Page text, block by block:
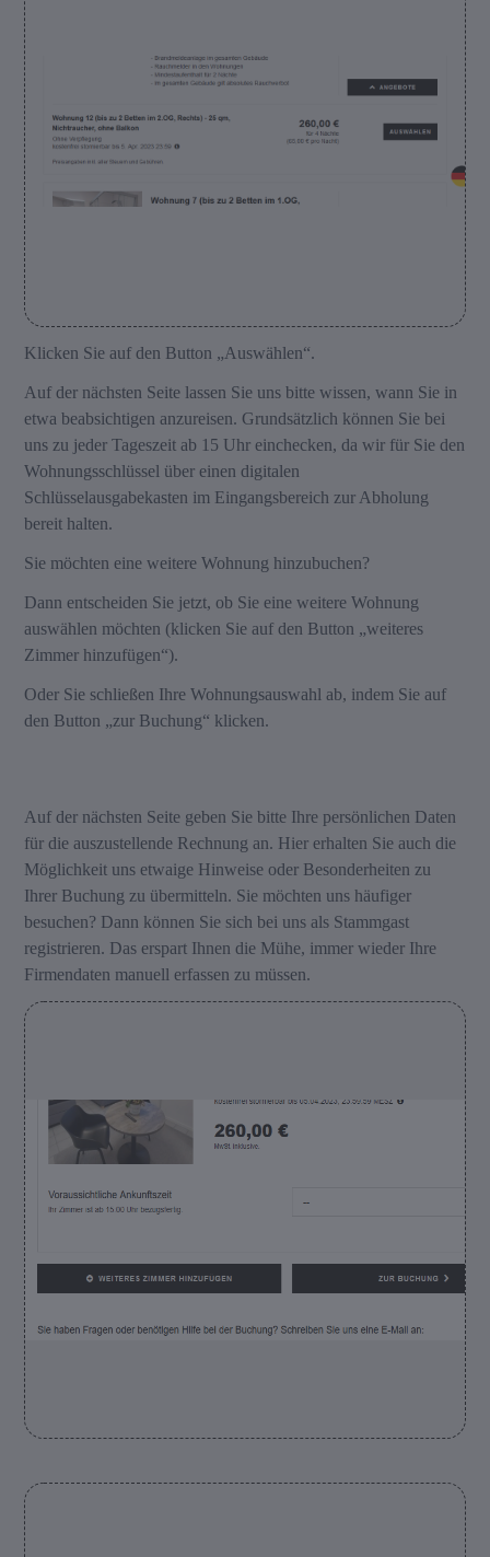
Klicken Sie auf den Button „Auswählen“.
Auf der nächsten Seite lassen Sie uns bitte wissen, wann Sie in
etwa beabsichtigen anzureisen. Grundsätzlich können Sie bei
uns zu jeder Tageszeit ab 15 Uhr einchecken, da wir für Sie den
Wohnungsschlüssel über einen digitalen
Schlüsselausgabekasten im Eingangsbereich zur Abholung
bereit halten.
Sie möchten eine weitere Wohnung hinzubuchen?
Dann entscheiden Sie jetzt, ob Sie eine weitere Wohnung
auswählen möchten (klicken Sie auf den Button „weiteres
Zimmer hinzufügen“).
Oder Sie schließen Ihre Wohnungsauswahl ab, indem Sie auf
den Button „zur Buchung“ klicken.
Auf der nächsten Seite geben Sie bitte Ihre persönlichen Daten
für die auszustellende Rechnung an. Hier erhalten Sie auch die
Möglichkeit uns etwaige Hinweise oder Besonderheiten zu
Ihrer Buchung zu übermitteln. Sie möchten uns häufiger
besuchen? Dann können Sie sich bei uns als Stammgast
registrieren. Das erspart Ihnen die Mühe, immer wieder Ihre
Firmendaten manuell erfassen zu müssen.